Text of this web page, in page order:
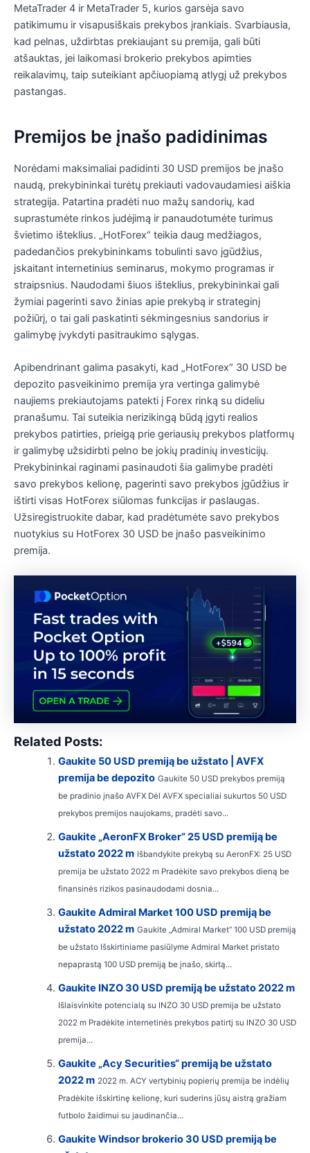
MetaTrader 4 ir MetaTrader 5, kurios garsėja savo
patikimumu ir visapusiškais prekybos įrankiais. Svarbiausia,
kad pelnas, uždirbtas prekiaujant su premija, gali būti
atšauktas, jei laikomasi brokerio prekybos apimties
reikalavimų, taip suteikiant apčiuopiamą atlygį už prekybos
pastangas.
Premijos be įnašo padidinimas
Norėdami maksimaliai padidinti 30 USD premijos be įnašo
naudą, prekybininkai turėtų prekiauti vadovaudamiesi aiškia
strategija. Patartina pradėti nuo mažų sandorių, kad
suprastumėte rinkos judėjimą ir panaudotumėte turimus
švietimo išteklius. „HotForex“ teikia daug medžiagos,
padedančios prekybininkams tobulinti savo įgūdžius,
įskaitant internetinius seminarus, mokymo programas ir
straipsnius. Naudodami šiuos išteklius, prekybininkai gali
žymiai pagerinti savo žinias apie prekybą ir strateginį
požiūrį, o tai gali paskatinti sėkmingesnius sandorius ir
galimybę įvykdyti pasitraukimo sąlygas.
Apibendrinant galima pasakyti, kad „HotForex“ 30 USD be
depozito pasveikinimo premija yra vertinga galimybė
naujiems prekiautojams patekti į Forex rinką su dideliu
pranašumu. Tai suteikia nerizikingą būdą įgyti realios
prekybos patirties, prieigą prie geriausių prekybos platformų
ir galimybę užsidirbti pelno be jokių pradinių investicijų.
Prekybininkai raginami pasinaudoti šia galimybe pradėti
savo prekybos kelionę, pagerinti savo prekybos įgūdžius ir
ištirti visas HotForex siūlomas funkcijas ir paslaugas.
Užsiregistruokite dabar, kad pradėtumėte savo prekybos
nuotykius su HotForex 30 USD be įnašo pasveikinimo
premija.
Related Posts:
Gaukite 50 USD premiją be užstato | AVFX
premija be depozito Gaukite 50 USD prekybos premiją
be pradinio įnašo AVFX Dėl AVFX specialiai sukurtos 50 USD
prekybos premijos naujokams, pradėti savo...
Gaukite „AeronFX Broker“ 25 USD premiją be
užstato 2022 m Išbandykite prekybą su AeronFX: 25 USD
premija be užstato 2022 m Pradėkite savo prekybos dieną be
finansinės rizikos pasinaudodami dosnia...
Gaukite Admiral Market 100 USD premiją be
užstato 2022 m Gaukite „Admiral Market“ 100 USD premiją
be užstato Išskirtiniame pasiūlyme Admiral Market pristato
nepaprastą 100 USD premiją be įnašo, skirtą...
Gaukite INZO 30 USD premiją be užstato 2022 m
Išlaisvinkite potencialą su INZO 30 USD premija be užstato
2022 m Pradėkite internetinės prekybos patirtį su INZO 30 USD
premija...
Gaukite „Acy Securities“ premiją be užstato
2022 m 2022 m. ACY vertybinių popierių premija be indėlių
Pradėkite išskirtinę kelionę, kuri suderins jūsų aistrą gražiam
futbolo žaidimui su jaudinančia...
Gaukite Windsor brokerio 30 USD premiją be